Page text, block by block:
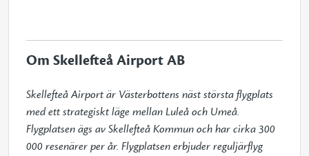
Om Skellefteå Airport AB
Skellefteå Airport är Västerbottens näst största flygplats
med ett strategiskt läge mellan Luleå och Umeå.
Flygplatsen ägs av Skellefteå Kommun och har cirka 300
000 resenärer per år. Flygplatsen erbjuder reguljärflyg